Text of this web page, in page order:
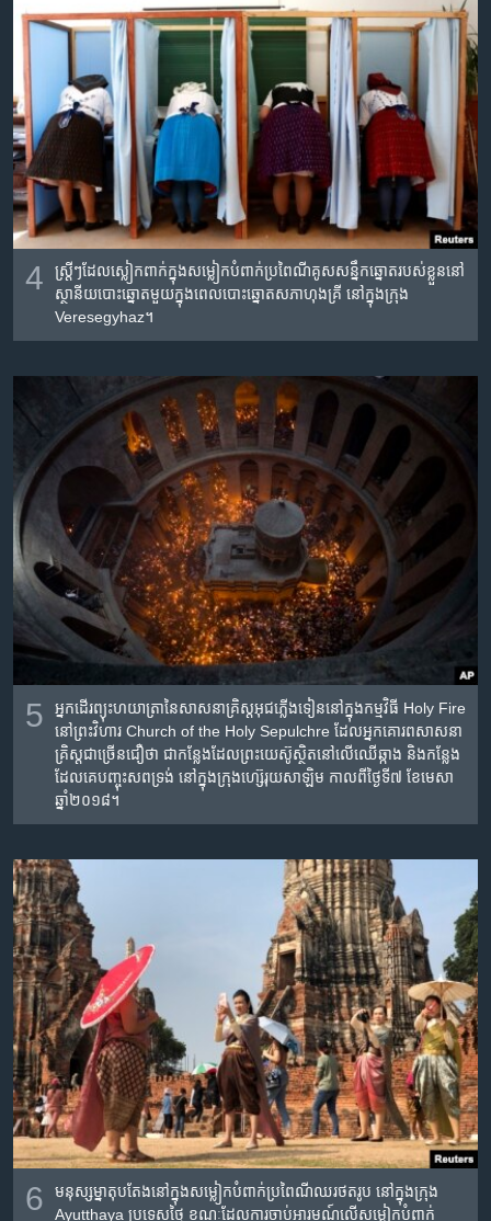
4
ស្ត្រីៗ​ដែល​ស្លៀកពាក់​ក្នុង​សម្លៀកបំពាក់​ប្រពៃណី​គូស​សន្នឹក​ឆ្នោត​របស់​ខ្លួន​នៅ​
ស្ថានីយ​បោះឆ្នោត​មួយ​ក្នុង​ពេល​បោះឆ្នោត​សភា​ហុងគ្រី នៅ​ក្នុង​ក្រុង
Veresegyhaz។
5
អ្នក​ដើរ​ព្យុះហយាត្រា​នៃ​សាសនា​គ្រិស្ត​អុជ​ភ្លើង​ទៀន​នៅ​ក្នុង​កម្មវិធី Holy Fire
នៅ​ព្រះវិហារ Church of the Holy Sepulchre ដែល​អ្នក​គោរព​សាសនា​
គ្រិស្ត​ជាច្រើន​ជឿ​ថា ជា​កន្លែង​ដែល​ព្រះ​យេស៊ូ​ស្ថិត​នៅ​លើ​ឈើ​ឆ្កាង និង​កន្លែង​
ដែល​គេ​បញ្ចុះ​សព​ទ្រង់ នៅ​ក្នុង​ក្រុង​ហ្ស៊េរុយសាឡិម កាលពី​ថ្ងៃទី៧ ខែមេសា
ឆ្នាំ២០១៨។
6
មនុស្ស​ម្នា​តុបតែង​នៅ​ក្នុង​សម្លៀកបំពាក់​ប្រពៃណី​ឈរ​ថត​រូប នៅ​ក្នុង​ក្រុង
Ayutthaya ប្រទេស​ថ្ងៃ ខណៈ​ដែល​ការ​ចាប់​អារម្មណ៍​លើ​សម្លៀកបំពាក់​